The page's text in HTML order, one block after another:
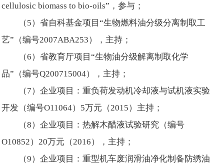
cellulosic biomass to bio-oils”，参与；
（5）省自科基金项目“生物燃料油分级分离制取工
艺”（编号2007ABA253），主持；
（6）省教育厅项目“生物油分级解离制取化学
品”（编号Q200715004），主持；
（7）企业项目：重负荷发动机冷却液与试机液实验
开发（编号O11064）5万元（2015）主持；
（8）企业项目：热解木醋液试验研究（编号
O10852）20万元（2016），主持；
（9）企业项目：重型机车废润滑油净化制备防绣油